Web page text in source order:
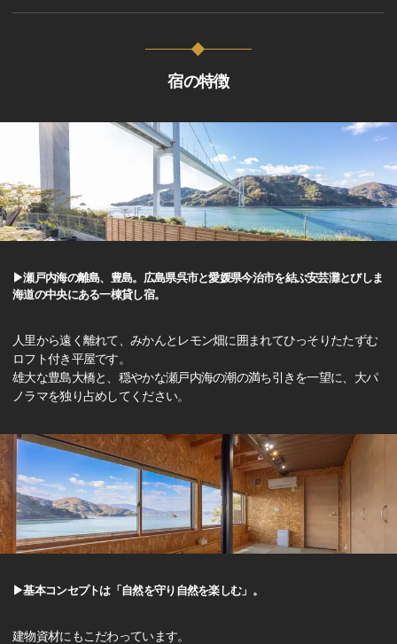
宿の特徴
▶瀬戸内海の離島、豊島。広島県呉市と愛媛県今治市を結ぶ安芸灘とびしま
海道の中央にある一棟貸し宿。
人里から遠く離れて、みかんとレモン畑に囲まれてひっそりたたずむ
ロフト付き平屋です。
雄大な豊島大橋と、穏やかな瀬戸内海の潮の満ち引きを一望に、大パ
ノラマを独り占めしてください。
▶基本コンセプトは「自然を守り自然を楽しむ」。
建物資材にもこだわっています。